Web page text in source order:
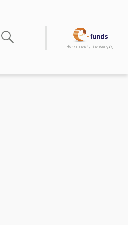
Hλεκτρονικές συναλλαγές